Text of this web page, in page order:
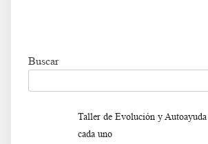
Buscar
Taller de Evolución y
cada uno